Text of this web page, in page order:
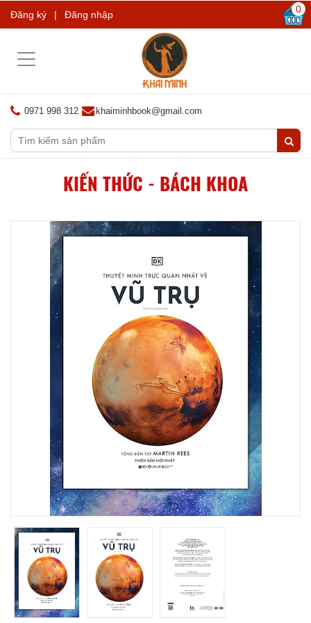
Đăng ký | Đăng nhập 0
Toggle
0971 998 312 khaiminhbook@gmail.com
KIẾN THỨC - BÁCH KHOA